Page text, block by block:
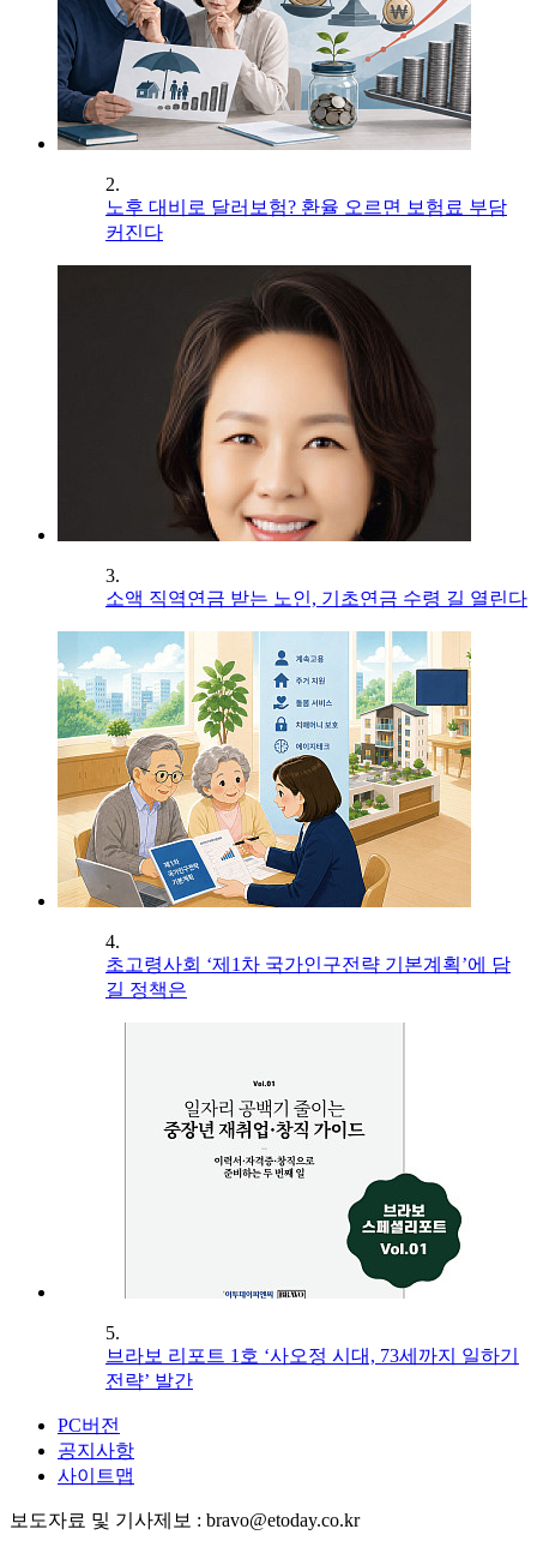
2.
노후 대비로 달러보험? 환율 오르면 보험료 부담
커진다
3.
소액 직역연금 받는 노인, 기초연금 수령 길 열린다
4.
초고령사회 ‘제1차 국가인구전략 기본계획’에 담
길 정책은
5.
브라보 리포트 1호 ‘사오정 시대, 73세까지 일하기
전략’ 발간
PC버전
공지사항
사이트맵
보도자료 및 기사제보 : bravo@etoday.co.kr